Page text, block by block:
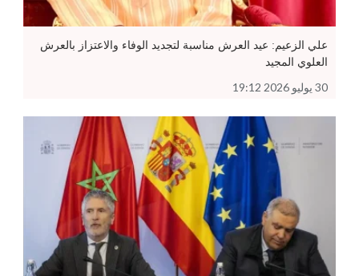
علي الزعيم: عيد العرش مناسبة لتجديد الوفاء والاعتزاز بالعرش
العلوي المجيد
30 يوليو 2026 19:12